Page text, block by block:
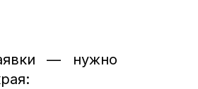
— нужно